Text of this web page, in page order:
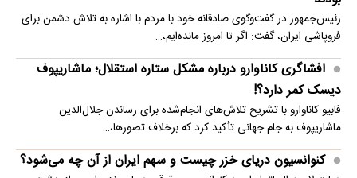
رئیس‌جمهور در گفت‌وگوی صادقانه خود با مردم با اشاره به تلاش دشمن برای
فروپاشی ایران، گفت: اگر تا امروز مانده‌ایم،…
افشاگری کاناوارو درباره مشکل ستاره استقلال؛ ماشاریپوف
دیسک کمر دارد؟!
فابیو کاناوارو با تشریح تلاش‌های انجام‌شده برای رساندن جلال‌الدین
ماشاریپوف به جام جهانی تأکید کرد که برخلاف تصورها،…
کنوانسیون دریای خزر چیست و سهم ایران از آن چه می‌شود؟